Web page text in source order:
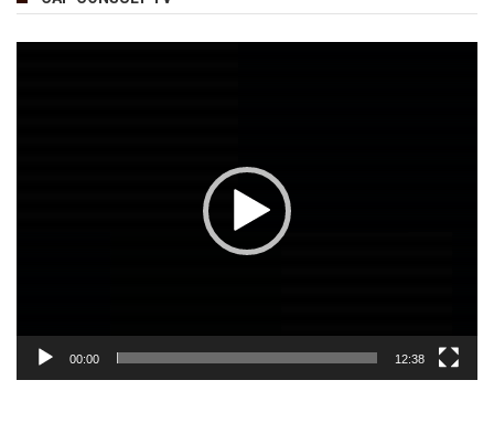
00:00 12:38